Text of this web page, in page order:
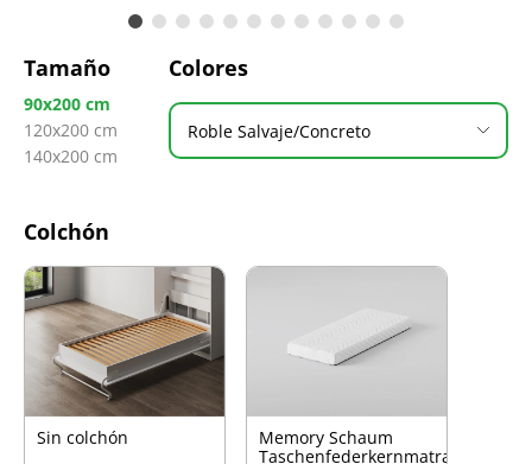
Tamaño
90x200 cm
120x200 cm
140x200 cm
Colores
Roble Salvaje/Concreto
Colchón
Sin colchón
Memory Schaum
Taschenfederkernmatratze